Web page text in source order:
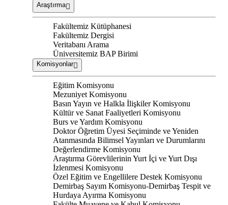
Araştırma
Fakültemiz Kütüphanesi
Fakültemiz Dergisi
Veritabanı Arama
Üniversitemiz BAP Birimi
Komisyonlar
Eğitim Komisyonu
Mezuniyet Komisyonu
Basın Yayın ve Halkla İlişkiler Komisyonu
Kültür ve Sanat Faaliyetleri Komisyonu
Burs ve Yardım Komisyonu
Doktor Öğretim Üyesi Seçiminde ve Yeniden
Atanmasında Bilimsel Yayınları ve Durumlarını
Değerlendirme Komisyonu
Araştırma Görevlilerinin Yurt İçi ve Yurt Dışı
İzlenmesi Komisyonu
Özel Eğitim ve Engellilere Destek Komisyonu
Demirbaş Sayım Komisyonu-Demirbaş Tespit ve
Hurdaya Ayırma Komisyonu